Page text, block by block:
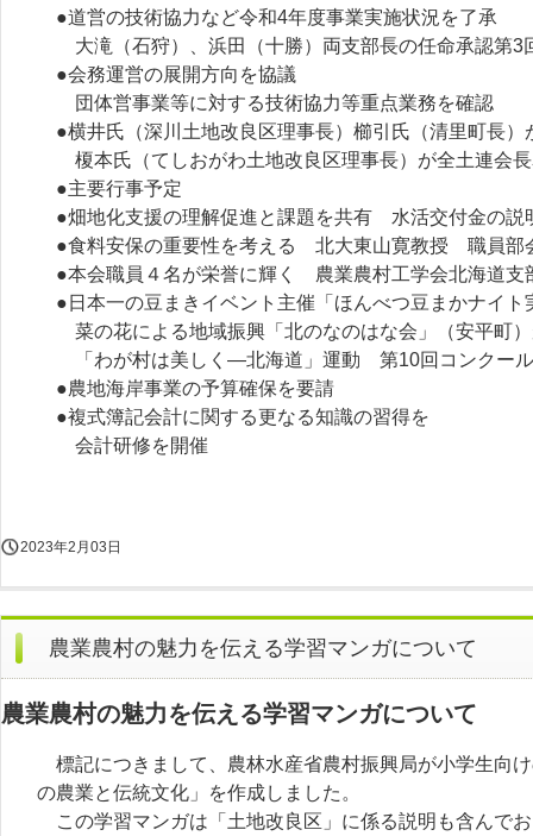
●道営の技術協力など令和4年度事業実施状況を了承
大滝（石狩）、浜田（十勝）両支部長の任命承認第3
●会務運営の展開方向を協議
団体営事業等に対する技術協力等重点業務を確認
●横井氏（深川土地改良区理事長）櫛引氏（清里町長）
榎本氏（てしおがわ土地改良区理事長）が全土連会
●主要行事予定
●畑地化支援の理解促進と課題を共有 水活交付金の説
●食料安保の重要性を考える 北大東山寛教授 職員部
●本会職員４名が栄誉に輝く 農業農村工学会北海道
●日本一の豆まきイベント主催「ほんべつ豆まかナイト
菜の花による地域振興「北のなのはな会」（安平町）
「わが村は美しく―北海道」運動 第10回コンクール
●農地海岸事業の予算確保を要請
●複式簿記会計に関する更なる知識の習得を
会計研修を開催
2023年2月03日
農業農村の魅力を伝える学習マンガについて
農業農村の魅力を伝える学習マンガについて
標記につきまして、農林水産省農村振興局が小学生向
の農業と伝統文化」を作成しました。
この学習マンガは「土地改良区」に係る説明も含んで